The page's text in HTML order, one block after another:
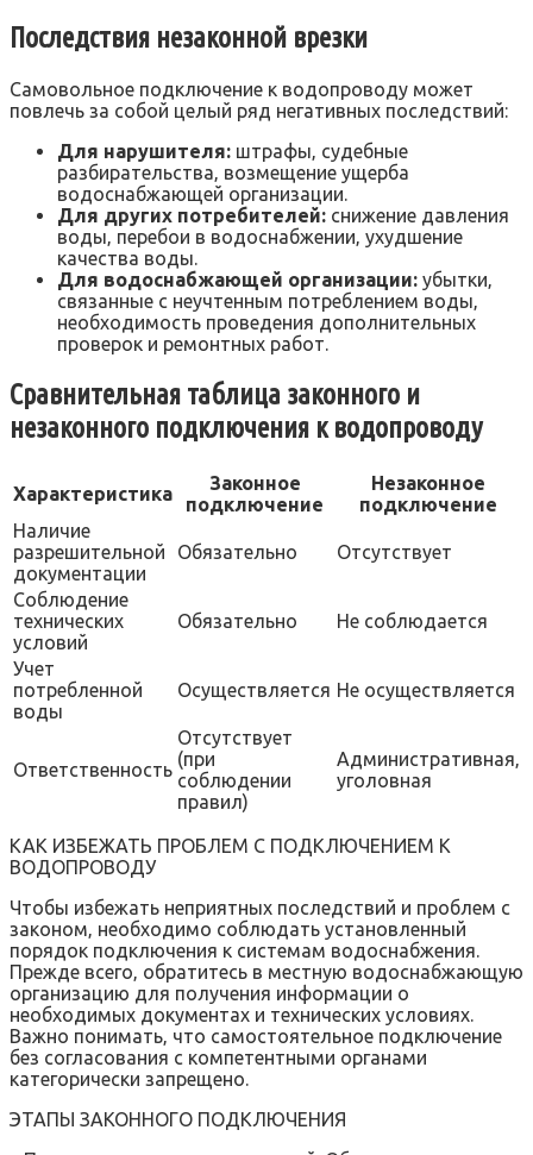
Последствия незаконной врезки
Самовольное подключение к водопроводу может
повлечь за собой целый ряд негативных последствий:
Для нарушителя: штрафы‚ судебные
разбирательства‚ возмещение ущерба
водоснабжающей организации.
Для других потребителей: снижение давления
воды‚ перебои в водоснабжении‚ ухудшение
качества воды.
Для водоснабжающей организации: убытки‚
связанные с неучтенным потреблением воды‚
необходимость проведения дополнительных
проверок и ремонтных работ.
Сравнительная таблица законного и
незаконного подключения к водопроводу
Характеристика
Законное
подключение
Незаконное
подключение
Наличие
разрешительной
документации
Обязательно Отсутствует
Соблюдение
технических
условий
Обязательно Не соблюдается
Учет
потребленной
воды
Осуществляется Не осуществляется
Ответственность
Отсутствует
(при
соблюдении
правил)
Административная‚
уголовная
КАК ИЗБЕЖАТЬ ПРОБЛЕМ С ПОДКЛЮЧЕНИЕМ К
ВОДОПРОВОДУ
Чтобы избежать неприятных последствий и проблем с
законом‚ необходимо соблюдать установленный
порядок подключения к системам водоснабжения.
Прежде всего‚ обратитесь в местную водоснабжающую
организацию для получения информации о
необходимых документах и технических условиях.
Важно понимать‚ что самостоятельное подключение
без согласования с компетентными органами
категорически запрещено.
ЭТАПЫ ЗАКОННОГО ПОДКЛЮЧЕНИЯ